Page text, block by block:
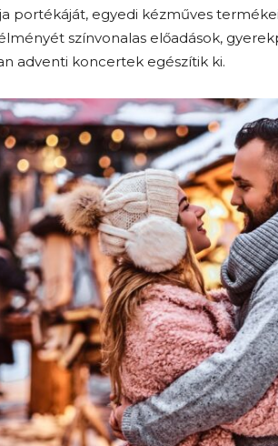
portékáját, egyedi kézműves
színvonalas előadások,
adventi koncertek egészítik ki.